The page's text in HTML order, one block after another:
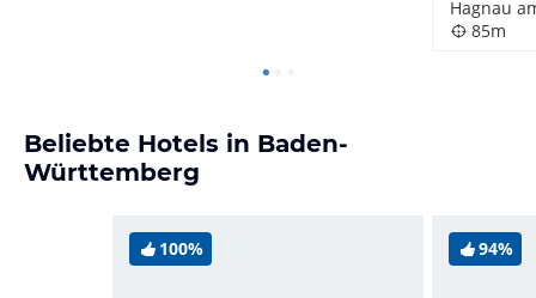
85m
Beliebte Hotels in Baden-
Württemberg
100% 94%